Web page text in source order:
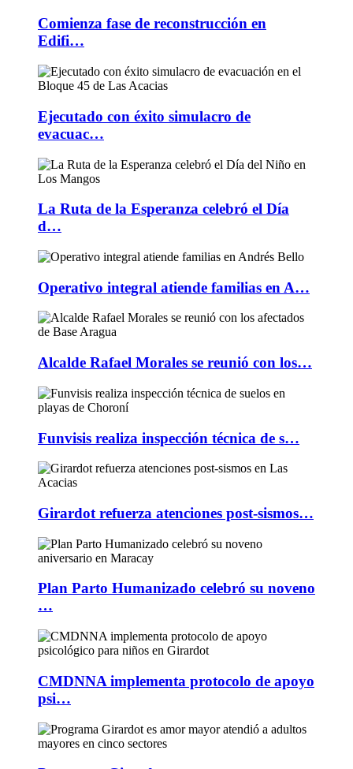
Comienza fase de reconstrucción en
Edifi…
Ejecutado con éxito simulacro de
evacuac…
La Ruta de la Esperanza celebró el Día
d…
Operativo integral atiende familias en A…
Alcalde Rafael Morales se reunió con los…
Funvisis realiza inspección técnica de s…
Girardot refuerza atenciones post-sismos…
Plan Parto Humanizado celebró su noveno
…
CMDNNA implementa protocolo de apoyo
psi…